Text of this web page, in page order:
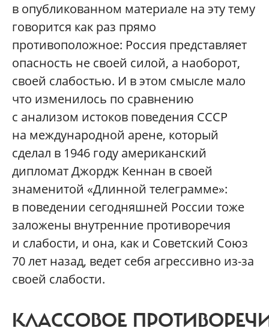
в опубликованном материале на эту тему
говорится как раз прямо
противоположное: Россия представляет
опасность не своей силой, а наоборот,
своей слабостью. И в этом смысле мало
что изменилось по сравнению
с анализом истоков поведения СССР
на международной арене, который
сделал в 1946 году американский
дипломат Джордж Кеннан в своей
знаменитой «Длинной телеграмме»:
в поведении сегодняшней России тоже
заложены внутренние противоречия
и слабости, и она, как и Советский Союз
70 лет назад, ведет себя агрессивно из-за
своей слабости.
КЛАССОВОЕ